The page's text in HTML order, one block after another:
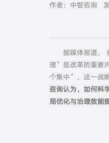
作者：中智咨询
据媒体报道，
理”是改革的重要
个集中”，这一战
咨询认为，如何科
局优化与治理效能